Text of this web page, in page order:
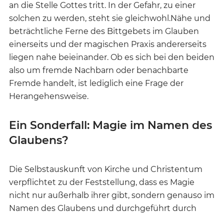
an die Stelle Gottes tritt. In der Gefahr, zu einer
solchen zu werden, steht sie gleichwohl.Nähe und
beträchtliche Ferne des Bittgebets im Glauben
einerseits und der magischen Praxis andererseits
liegen nahe beieinander. Ob es sich bei den beiden
also um fremde Nachbarn oder benachbarte
Fremde handelt, ist lediglich eine Frage der
Herangehensweise.
Ein Sonderfall: Magie im Namen des
Glaubens?
Die Selbstauskunft von Kirche und Christentum
verpflichtet zu der Feststellung, dass es Magie
nicht nur außerhalb ihrer gibt, sondern genauso im
Namen des Glaubens und durchgeführt durch